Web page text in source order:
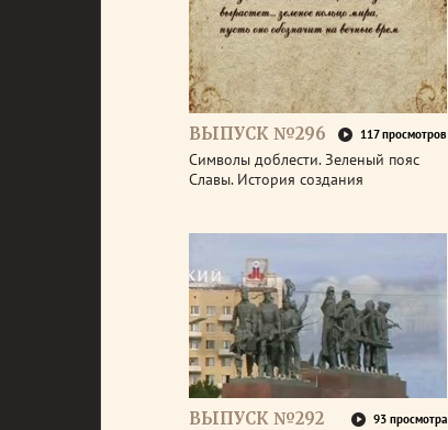
ВЫПУСК №296 117 просмотров
Символы доблести. Зеленый пояс
Славы. История создания
ВЫПУСК №292 93 просмотра